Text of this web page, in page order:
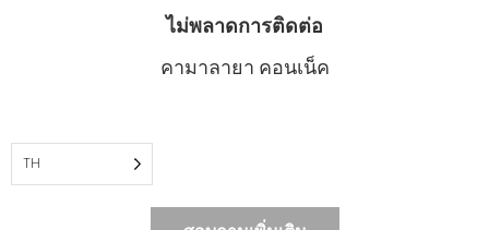
ไม่พลาดการติดต่อ
คามาลายา คอนเน็ค
TH